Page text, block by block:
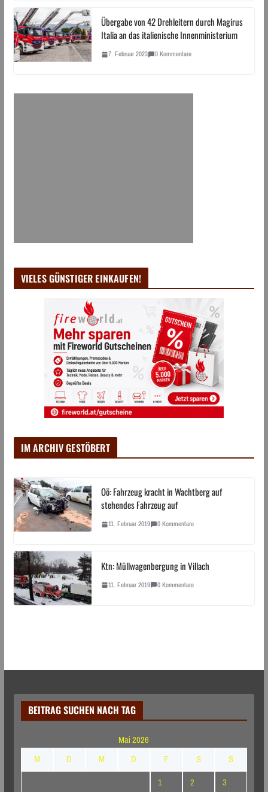
Übergabe von 42 Drehleitern durch Magirus
Italia an das italienische Innenministerium
7. Februar 2023 0 Kommentare
VIELES GÜNSTIGER EINKAUFEN!
IM ARCHIV GESTÖBERT
Oö: Fahrzeug kracht in Wachtberg auf
stehendes Fahrzeug auf
11. Februar 2019 0 Kommentare
Ktn: Müllwagenbergung in Villach
11. Februar 2019 0 Kommentare
BEITRAG SUCHEN NACH TAG
Mai 2026
M
D M D F S
S
1
2
3